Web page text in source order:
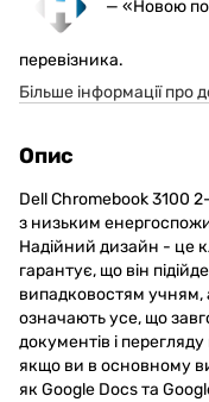
— «Новою
перевізника.
Більше інформації про
Опис
Dell Chromebook 3100
з низьким
Надійний дизайн - це
гарантує, що він
випадковостям учням,
означають усе, що
документів і
якщо ви в основному
як Google Docs та